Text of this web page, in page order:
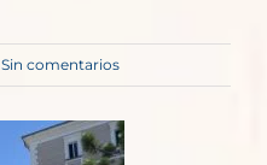
Sin comentarios